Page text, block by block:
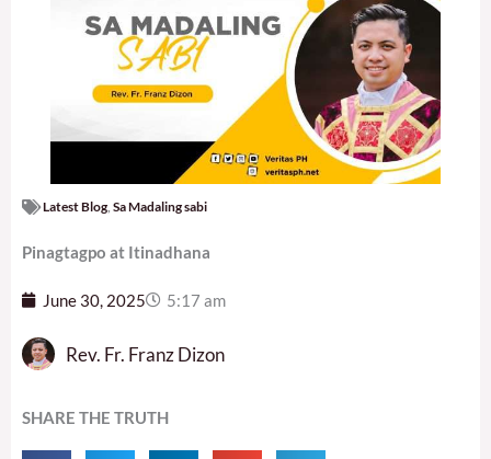
Latest Blog Sa Madaling sabi
Pinagtagpo at Itinadhana
June 30, 2025 5:17 am
Rev. Fr. Franz Dizon
SHARE THE TRUTH